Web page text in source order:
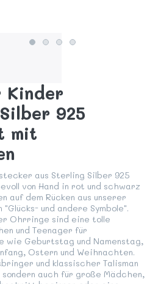
Kinder
925
mit
aus Sterling Silber 925
von Hand in rot und schwarz
auf dem Rücken aus unserer
und andere Symbole".
Ohrringe sind eine tolle
und Teenager für
wie Geburtstag und Namenstag,
Ostern und Weihnachten.
und klassischer Talisman
auch für große Mädchen,